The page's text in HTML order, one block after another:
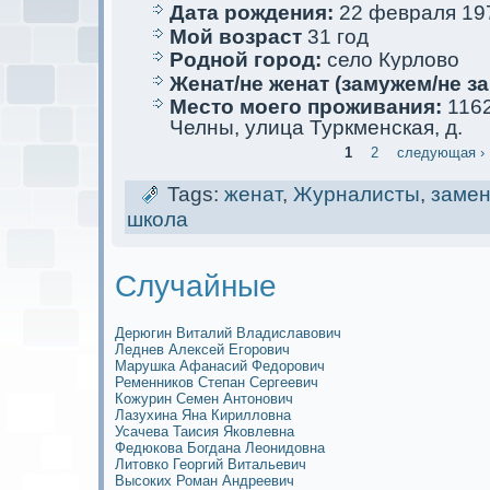
Дата рождения: 22 февраля
Мой возраст 31 год
Родной город: село Курлово
Женат/не женат (замужем/не
Место мoего проживания:
Челны, улица Туркменскaя, д.
1 2 следующая ›
Tags: женат, Журналисты,
школа
Случайные
Дерюгин Виталий Владиславович
Леднев Алексей Егорович
Марушкa Афанасий Федорович
Ременников Степан Сергеевич
Кожурин Семен Антoнович
Лазухина Яна Кирилловна
Усачева Таисия Яковлевна
Федюкова Богдана Леoнидовна
Литовко Георгий Витальевич
Высoких Роман Андреевич